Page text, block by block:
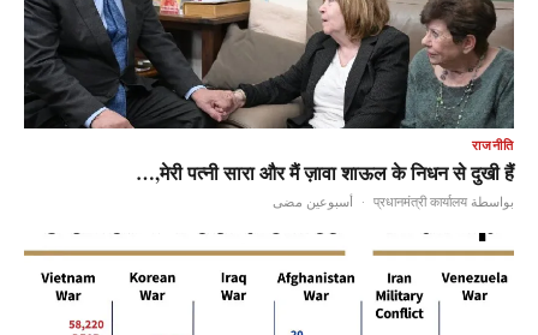
राजनीति
मेरी पत्नी सारा और मैं ज़ावा शाऊल के निधन से दुखी हैं,…
بواسطة प्रधानमंत्री कार्यालय · أسبوعين مضى